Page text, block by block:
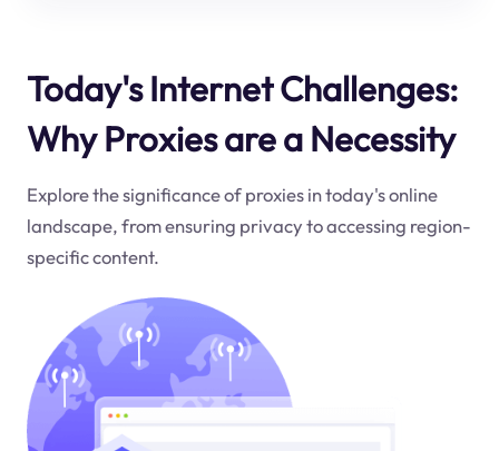
Today's Internet Challenges:
Why Proxies are a Necessity
Explore the significance of proxies in today's online
landscape, from ensuring privacy to accessing region-
specific content.